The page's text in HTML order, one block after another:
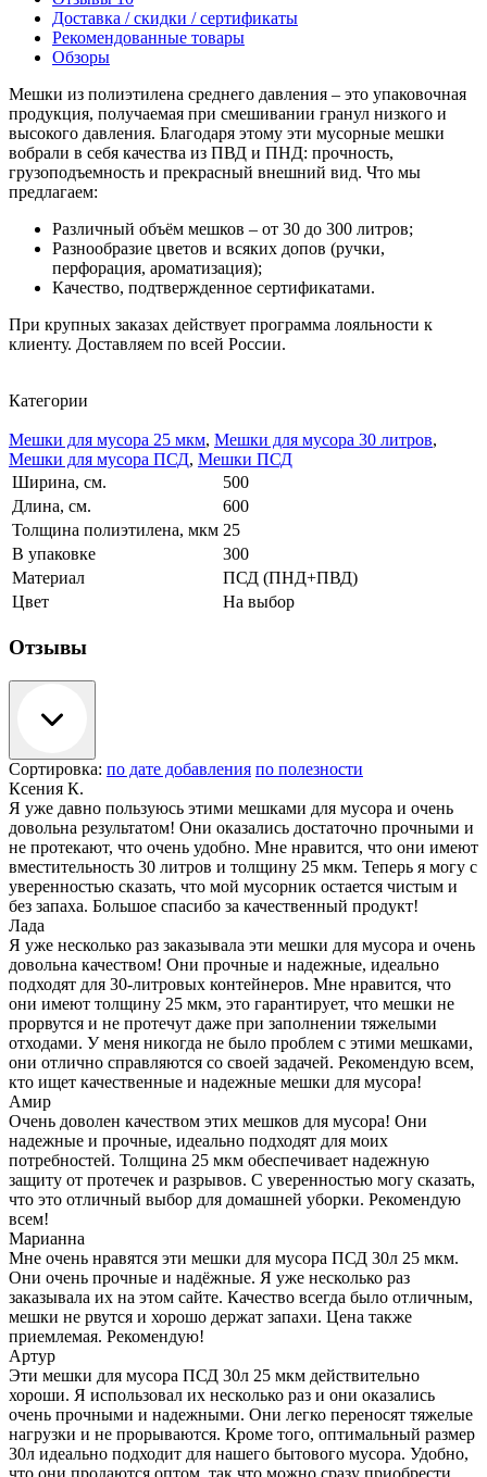
Доставка / скидки / сертификаты
Рекомендованные товары
Обзоры
Мешки из полиэтилена среднего давления – это упаковочная
продукция, получаемая при смешивании гранул низкого и
высокого давления. Благодаря этому эти мусорные мешки
вобрали в себя качества из ПВД и ПНД: прочность,
грузоподъемность и прекрасный внешний вид. Что мы
предлагаем:
Различный объём мешков – от 30 до 300 литров;
Разнообразие цветов и всяких допов (ручки,
перфорация, ароматизация);
Качество, подтвержденное сертификатами.
При крупных заказах действует программа лояльности к
клиенту. Доставляем по всей России.
Категории
Мешки для мусора 25 мкм, Мешки для мусора 30 литров,
Мешки для мусора ПСД, Мешки ПСД
Ширина, см.
500
Длина, см.
600
Толщина полиэтилена, мкм 25
В упаковке
300
Материал
ПСД (ПНД+ПВД)
Цвет
На выбор
Отзывы
Сортировка: по дате добавления по полезности
Ксения К.
Я уже давно пользуюсь этими мешками для мусора и очень
довольна результатом! Они оказались достаточно прочными и
не протекают, что очень удобно. Мне нравится, что они имеют
вместительность 30 литров и толщину 25 мкм. Теперь я могу с
уверенностью сказать, что мой мусорник остается чистым и
без запаха. Большое спасибо за качественный продукт!
Лада
Я уже несколько раз заказывала эти мешки для мусора и очень
довольна качеством! Они прочные и надежные, идеально
подходят для 30-литровых контейнеров. Мне нравится, что
они имеют толщину 25 мкм, это гарантирует, что мешки не
прорвутся и не протечут даже при заполнении тяжелыми
отходами. У меня никогда не было проблем с этими мешками,
они отлично справляются со своей задачей. Рекомендую всем,
кто ищет качественные и надежные мешки для мусора!
Амир
Очень доволен качеством этих мешков для мусора! Они
надежные и прочные, идеально подходят для моих
потребностей. Толщина 25 мкм обеспечивает надежную
защиту от протечек и разрывов. С уверенностью могу сказать,
что это отличный выбор для домашней уборки. Рекомендую
всем!
Марианна
Мне очень нравятся эти мешки для мусора ПСД 30л 25 мкм.
Они очень прочные и надёжные. Я уже несколько раз
заказывала их на этом сайте. Качество всегда было отличным,
мешки не рвутся и хорошо держат запахи. Цена также
приемлемая. Рекомендую!
Артур
Эти мешки для мусора ПСД 30л 25 мкм действительно
хороши. Я использовал их несколько раз и они оказались
очень прочными и надежными. Они легко переносят тяжелые
нагрузки и не прорываются. Кроме того, оптимальный размер
30л идеально подходит для нашего бытового мусора. Удобно,
что они продаются оптом, так что можно сразу приобрести